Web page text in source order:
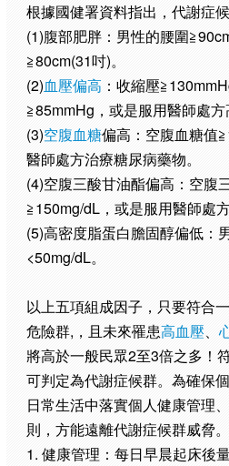
根據國健署資料指出，代謝症
(1)腹部肥胖：男性的腰圍
≧80cm(31吋)。
(2)血壓偏高 ：收縮壓
≧85mmHg，或是服用醫師處方
(3)空腹血糖偏高：空腹血糖值
醫師處方治療糖尿病藥物。
(4)空腹三酸甘油酯偏高：空腹
≧150mg/dL，或是服用醫師處
(5)高密度脂蛋白膽固醇偏低：
<50mg/dL。
以上五項組成因子，只要符合
危險群,，且未來罹患高血壓、
將高於一般民眾2至3倍之多！
可判定為代謝症候群。為確保
日常生活中落實個人健康管理
則，方能遠離代謝症候群威脅。
1. 健康管理：每日早晨起床後